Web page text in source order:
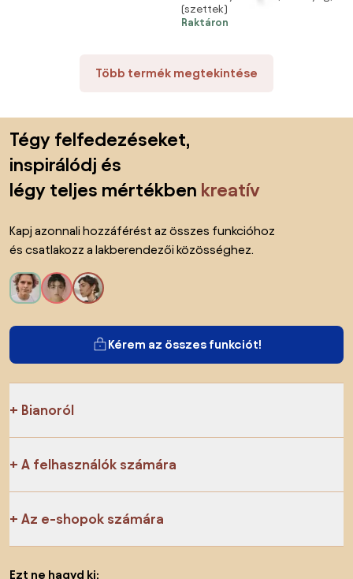
színben
(szettek)
Raktáron
Több termék megtekintése
Tégy felfedezéseket,
inspirálódj és
légy teljes mértékben kreatív
Kapj azonnali hozzáférést az összes funkcióhoz
és csatlakozz a lakberendezői közösséghez.
Kérem az összes funkciót!
Bianoról
A felhasználók számára
Az e-shopok számára
Ezt ne hagyd ki: